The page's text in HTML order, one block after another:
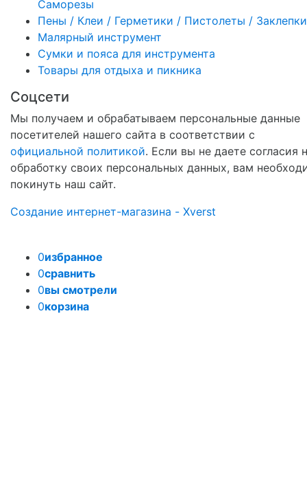
Саморезы
Пены / Клеи / Герметики / Пистолеты / Заклепки
Малярный инструмент
Сумки и пояса для инструмента
Товары для отдыха и пикника
Соцсети
Мы получаем и обрабатываем персональные данные
посетителей нашего сайта в соответствии с
официальной политикой. Если вы не даете согласия
обработку своих персональных данных, вам
покинуть наш сайт.
Создание интернет-магазина - Xverst
0избранное
0сравнить
0вы смотрели
0корзина